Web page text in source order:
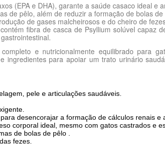
(EPA e DHA), garante a saúde casaco ideal e
de pêlo, além de reduzir a formação de bolas de
de gases malcheirosos e do cheiro de
fibra de casca de Psyllium solúvel capaz
e nutricionalmente equilibrado para
ingredientes para apoiar um trato urinário
pele e articulações saudáveis.
desencorajar a formação de cálculos renais e
corporal ideal, mesmo com gatos castrados e
de bolas de pêlo .
fezes.